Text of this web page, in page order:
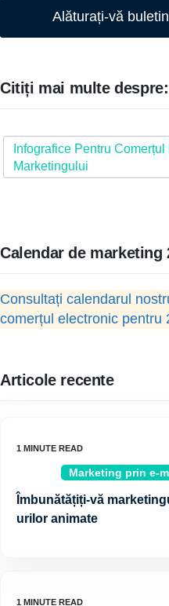
Alăturați-vă
Citiți mai multe despre:
Infografice Pentru
Marketingului
Calendar de marketing
Consultați calendarul
comerțul electronic pentru
Articole recente
Marketing prin e-
Îmbunătățiți-vă
urilor animate